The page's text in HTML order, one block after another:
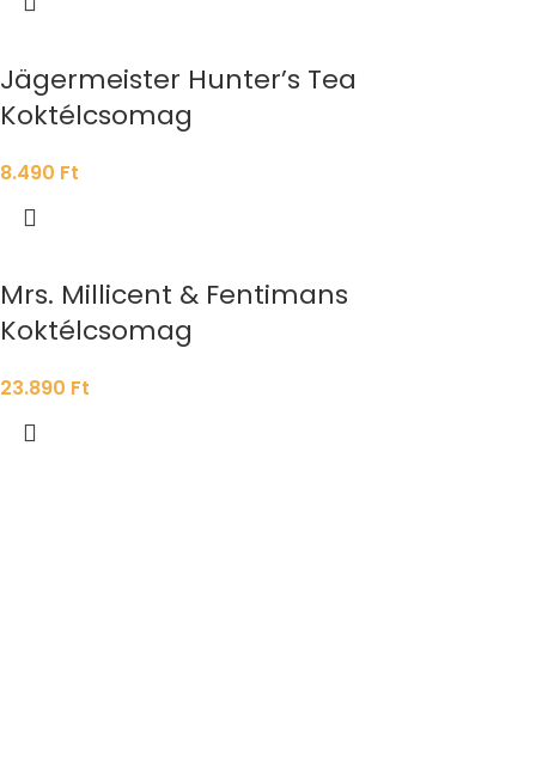
Jägermeister Hunter’s Tea
Koktélcsomag
8.490 Ft
Mrs. Millicent & Fentimans
Koktélcsomag
23.890 Ft